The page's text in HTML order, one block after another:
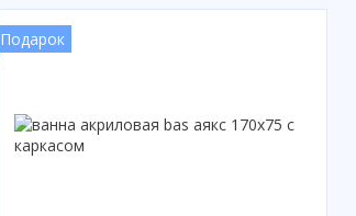
Подарок